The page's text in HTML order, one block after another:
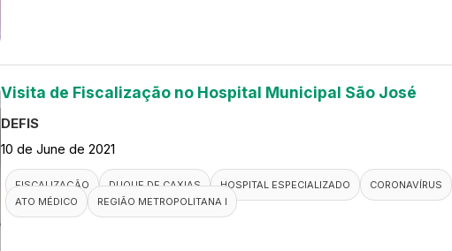
Visita de Fiscalização no Hospital Municipal São José
DEFIS
10 de June de 2021
FISCALIZAÇÃO DUQUE DE CAXIAS HOSPITAL ESPECIALIZADO CORONAVÍRUS
ATO MÉDICO
REGIÃO METROPOLITANA I